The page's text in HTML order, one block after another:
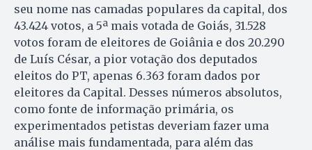
seu nome nas camadas populares da capital, dos
43.424 votos, a 5ª mais votada de Goiás, 31.528
votos foram de eleitores de Goiânia e dos 20.290
de Luís César, a pior votação dos deputados
eleitos do PT, apenas 6.363 foram dados por
eleitores da Capital. Desses números absolutos,
como fonte de informação primária, os
experimentados petistas deveriam fazer uma
análise mais fundamentada, para além das